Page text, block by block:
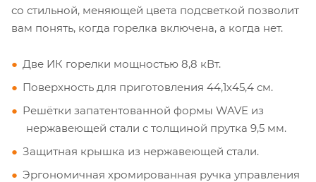
со стильной, меняющей цвета подсветкой позволит
вам понять, когда горелка включена, а когда нет.
Две ИК горелки мощностью 8,8 кВт.
Поверхность для приготовления 44,1х45,4 см.
Решётки запатентованной формы WAVE из
нержавеющей стали с толщиной прутка 9,5 мм.
Защитная крышка из нержавеющей стали.
Эргономичная хромированная ручка управления